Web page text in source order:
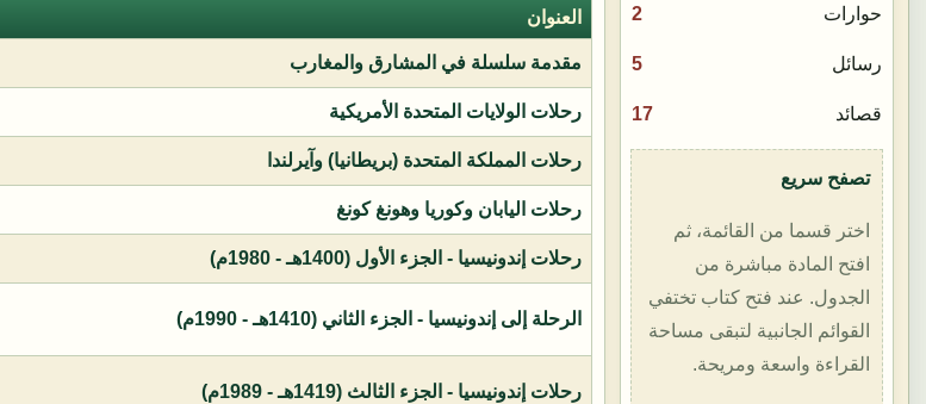
حوارات 2
رسائل 5
قصائد 17
تصفح سريع
اختر قسما من القائمة، ثم
افتح المادة مباشرة من
الجدول. عند فتح كتاب تختفي
القوائم الجانبية لتبقى مساحة
القراءة واسعة ومريحة.
العنوان
مقدمة سلسلة في المشارق والمغارب
رحلات الولايات المتحدة الأمريكية
رحلات المملكة المتحدة (بريطانيا) وآيرلندا
رحلات اليابان وكوريا وهونغ كونغ
رحلات إندونيسيا - الجزء الأول (1400هـ - 1980م)
الرحلة إلى إندونيسيا - الجزء الثاني (1410هـ - 1990م)
رحلات إندونيسيا - الجزء الثالث (1419هـ - 1989م)